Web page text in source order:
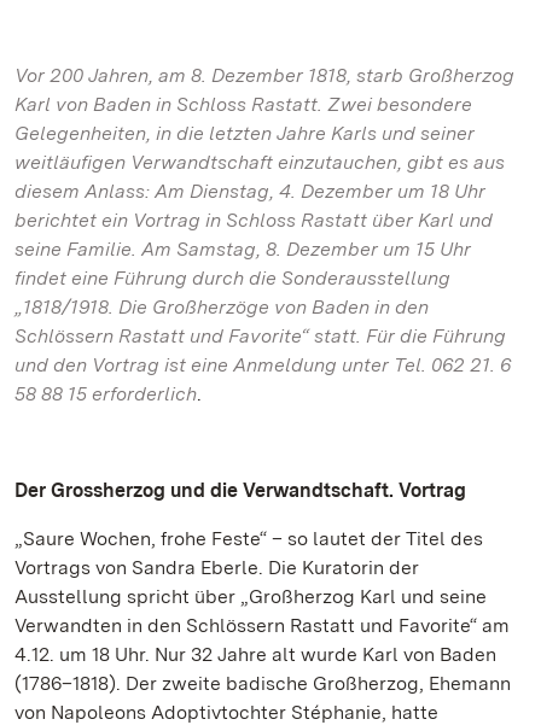
Vor 200 Jahren, am 8. Dezember 1818, starb Großherzog
Karl von Baden in Schloss Rastatt. Zwei besondere
Gelegenheiten, in die letzten Jahre Karls und seiner
weitläufigen Verwandtschaft einzutauchen, gibt es aus
diesem Anlass: Am Dienstag, 4. Dezember um 18 Uhr
berichtet ein Vortrag in Schloss Rastatt über Karl und
seine Familie. Am Samstag, 8. Dezember um 15 Uhr
findet eine Führung durch die Sonderausstellung
„1818/1918. Die Großherzöge von Baden in den
Schlössern Rastatt und Favorite“ statt. Für die Führung
und den Vortrag ist eine Anmeldung unter Tel. 062 21. 6
58 88 15 erforderlich.
Der Grossherzog und die Verwandtschaft. Vortrag
„Saure Wochen, frohe Feste“ – so lautet der Titel des
Vortrags von Sandra Eberle. Die Kuratorin der
Ausstellung spricht über „Großherzog Karl und seine
Verwandten in den Schlössern Rastatt und Favorite“ am
4.12. um 18 Uhr. Nur 32 Jahre alt wurde Karl von Baden
(1786–1818). Der zweite badische Großherzog, Ehemann
von Napoleons Adoptivtochter Stéphanie, hatte